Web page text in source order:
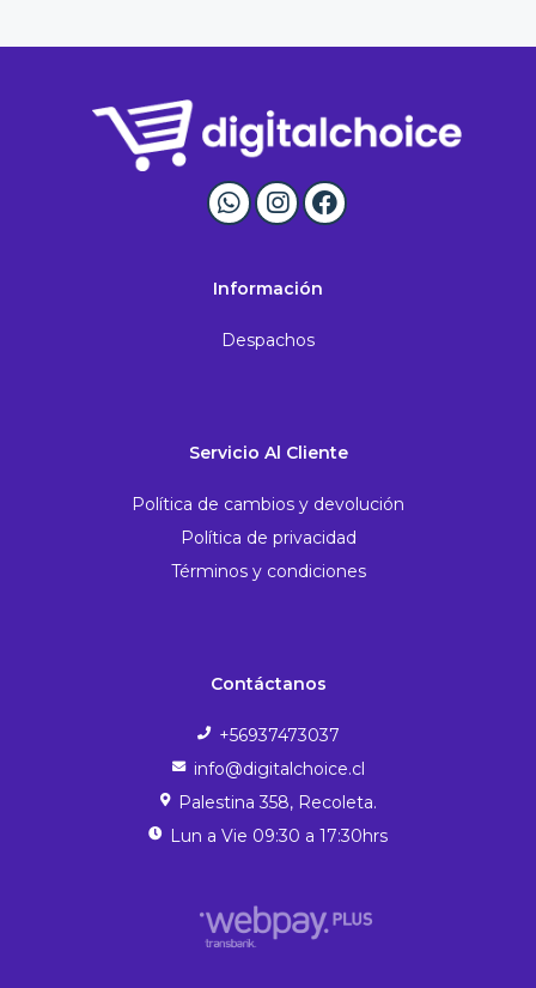
Información
Despachos
Servicio Al Cliente
Política de cambios y devolución
Política de privacidad
Términos y condiciones
Contáctanos
+56937473037
info@digitalchoice.cl
Palestina 358, Recoleta.
Lun a Vie 09:30 a 17:30hrs